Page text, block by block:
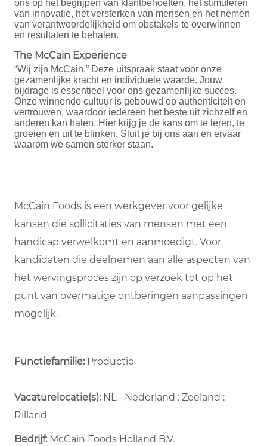
ons op het begrijpen van klantbehoeften, het stimuleren
van innovatie, het versterken van mensen en het nemen
van verantwoordelijkheid om obstakels te overwinnen
en resultaten te behalen.
The McCain Experience
“Wij zijn McCain.” Deze uitspraak staat voor onze
gezamenlijke kracht en individuele waarde. Jouw
bijdrage is essentieel voor ons gezamenlijke succes.
Onze winnende cultuur is gebouwd op authenticiteit en
vertrouwen, waardoor iedereen het beste uit zichzelf en
anderen kan halen. Hier krijg je de kans om te leren, te
groeien en uit te blinken. Sluit je bij ons aan en ervaar
waarom we samen sterker staan.
McCain Foods is een werkgever voor gelijke
kansen die sollicitaties van mensen met een
handicap verwelkomt en aanmoedigt. Voor
kandidaten die deelnemen aan alle aspecten van
het wervingsproces zijn op verzoek tot op het
punt van overmatige ontberingen aanpassingen
mogelijk.
Functiefamilie: Productie
Vacaturelocatie(s):NL - Nederland : Zeeland :
Rilland
Bedrijf: McCain Foods Holland B.V.